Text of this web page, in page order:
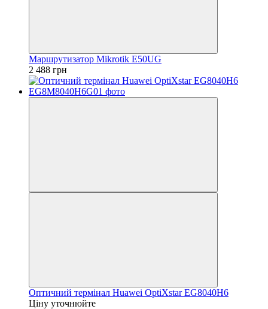
Маршрутизатор Mikrotik E50UG
2 488 грн
Оптичний термінал Huawei OptiXstar EG8040H6
Ціну уточнюйте